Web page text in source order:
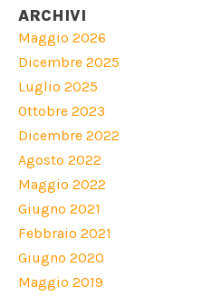
ARCHIVI
Maggio 2026
Dicembre 2025
Luglio 2025
Ottobre 2023
Dicembre 2022
Agosto 2022
Maggio 2022
Giugno 2021
Febbraio 2021
Giugno 2020
Maggio 2019